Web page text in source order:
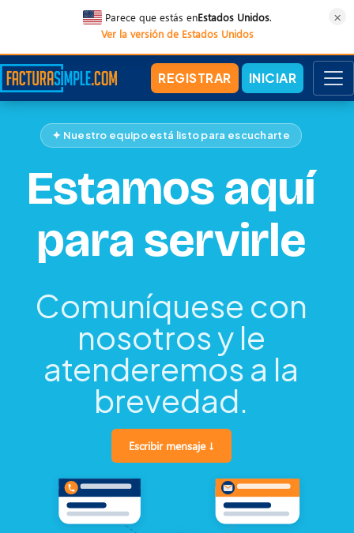
Parece que estás enEstados Unidos.
Ver la versión de Estados Unidos
×
REGISTRAR INICIAR
✦ Nuestro equipo está listo para escucharte
Estamos aquí
para servirle
Comuníquese con
nosotros y le
atenderemos a la
brevedad.
Escribir mensaje ↓